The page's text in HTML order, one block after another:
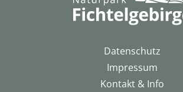
Datenschutz
Impressum
Kontakt & Info